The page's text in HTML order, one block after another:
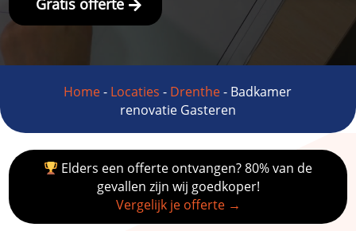
Gratis offerte
Home- Locaties - Drenthe- Badkamer
renovatie Gasteren
Elders een offerte ontvangen? 80% van de
gevallen zijn wij goedkoper!
Vergelijk je offerte →